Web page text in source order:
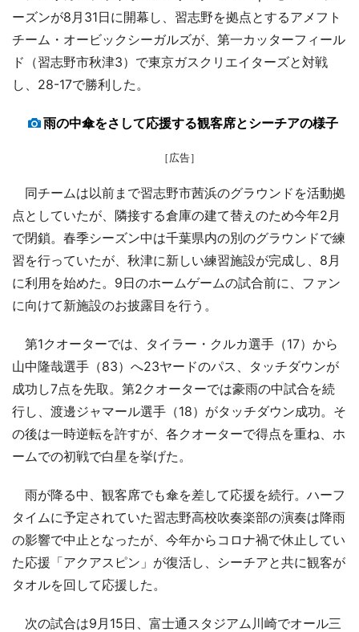
ーズンが8月31日に開幕し、習志野を拠点とするアメフト
チーム・オービックシーガルズが、第一カッターフィール
ド（習志野市秋津3）で東京ガスクリエイターズと対戦
し、28-17で勝利した。
雨の中傘をさして応援する観客席とシーチアの様子
［広告］
同チームは以前まで習志野市茜浜のグラウンドを活動拠
点としていたが、隣接する倉庫の建て替えのため今年2月
で閉鎖。春季シーズン中は千葉県内の別のグラウンドで練
習を行っていたが、秋津に新しい練習施設が完成し、8月
に利用を始めた。9日のホームゲームの試合前に、ファン
に向けて新施設のお披露目を行う。
第1クオーターでは、タイラー・クルカ選手（17）から
山中隆哉選手（83）へ23ヤードのパス、タッチダウンが
成功し7点を先取。第2クオーターでは豪雨の中試合を続
行し、渡邊ジャマール選手（18）がタッチダウン成功。そ
の後は一時逆転を許すが、各クオーターで得点を重ね、ホ
ームでの初戦で白星を挙げた。
雨が降る中、観客席でも傘を差して応援を続行。ハーフ
タイムに予定されていた習志野高校吹奏楽部の演奏は降雨
の影響で中止となったが、今年からコロナ禍で休止してい
た応援「アクアスピン」が復活し、シーチアと共に観客が
タオルを回して応援した。
次の試合は9月15日、富士通スタジアム川崎でオール三